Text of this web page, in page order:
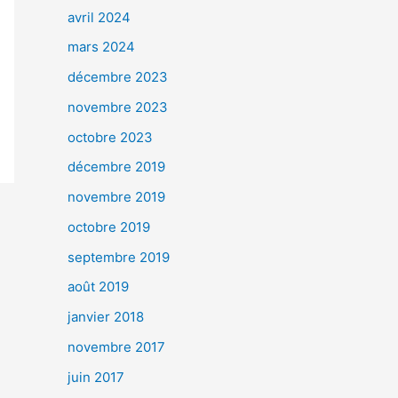
avril 2024
mars 2024
décembre 2023
novembre 2023
octobre 2023
décembre 2019
novembre 2019
octobre 2019
septembre 2019
août 2019
janvier 2018
novembre 2017
juin 2017